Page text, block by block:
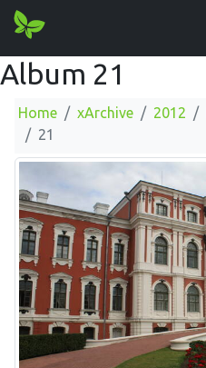
Album 21
Home xArchive 2012
21